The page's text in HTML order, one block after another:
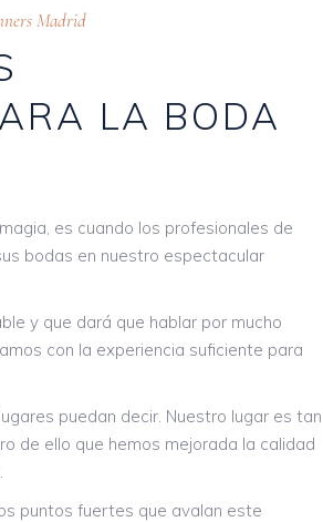
Madrid
LA BODA
es cuando los profesionales de
bodas en nuestro espectacular
y que dará que hablar por mucho
con la experiencia suficiente para
puedan decir. Nuestro lugar es tan
de ello que hemos mejorada la calidad
puntos fuertes que avalan este